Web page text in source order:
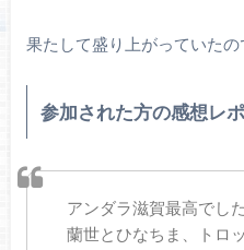
果たして盛り上がっていたの
参加された方の感想レポ
アンダラ滋賀最高でし
蘭世とひなちま、トロ